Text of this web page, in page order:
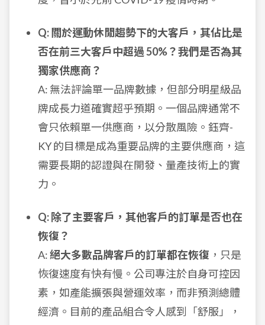
Q: 關於運動休閒趨勢下的大客戶，其佔比是
否在前三大客戶中超過 50%？我們是否為其
獨家供應商？
A: 無法評論單一品牌數據，但部分明星級品
牌成長力道確實超乎預期。一個品牌通常不
會只依賴單一供應商，以分散風險。鈺齊-
KY 的目標是成為重要品牌的主要供應商，這
需要長期的認證與在開發、量產技術上的實
力。
Q: 除了主要客戶，其他客戶的訂單是否也在
恢復？
A:絕大多數品牌客戶的訂單都在恢復 ，只是
恢復速度有快有慢。公司專注於自身可控因
素，如產能擴張與營運效率，而非預測總體
經濟。目前的產品組合令人感到「舒服」，